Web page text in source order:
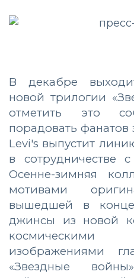
В декабре
новой трилогии
отметить это
порадовать фанатов
Levi's выпустит
в сотрудничестве
Осенне-зимняя
мотивами
вышедшей в
джинсы из новой
изображениями
«Звездные